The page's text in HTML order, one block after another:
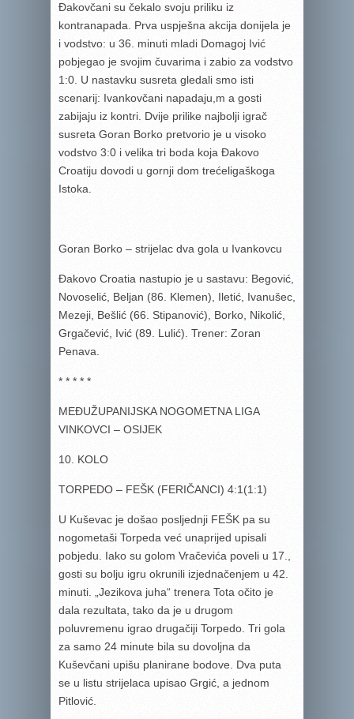
Đakovčani su čekalo svoju priliku iz
kontranapada. Prva uspješna akcija donijela je
i vodstvo: u 36. minuti mladi Domagoj Ivić
pobjegao je svojim čuvarima i zabio za vodstvo
1:0. U nastavku susreta gledali smo isti
scenarij: Ivankovčani napadaju,m a gosti
zabijaju iz kontri. Dvije prilike najbolji igrač
susreta Goran Borko pretvorio je u visoko
vodstvo 3:0 i velika tri boda koja Đakovo
Croatiju dovodi u gornji dom trećeligaškoga
Istoka.
Goran Borko – strijelac dva gola u Ivankovcu
Đakovo Croatia nastupio je u sastavu: Begović,
Novoselić, Beljan (86. Klemen), Iletić, Ivanušec,
Mezeji, Bešlić (66. Stipanović), Borko, Nikolić,
Grgačević, Ivić (89. Lulić). Trener: Zoran
Penava.
* * * * *
MEĐUŽUPANIJSKA NOGOMETNA LIGA
VINKOVCI – OSIJEK
10. KOLO
TORPEDO – FEŠK (FERIČANCI) 4:1(1:1)
U Kuševac je došao posljednji FEŠK pa su
nogometaši Torpeda već unaprijed upisali
pobjedu. Iako su golom Vračevića poveli u 17.,
gosti su bolju igru okrunili izjednačenjem u 42.
minuti. „Jezikova juha“ trenera Tota očito je
dala rezultata, tako da je u drugom
poluvremenu igrao drugačiji Torpedo. Tri gola
za samo 24 minute bila su dovoljna da
Kuševčani upišu planirane bodove. Dva puta
se u listu strijelaca upisao Grgić, a jednom
Pitlović.